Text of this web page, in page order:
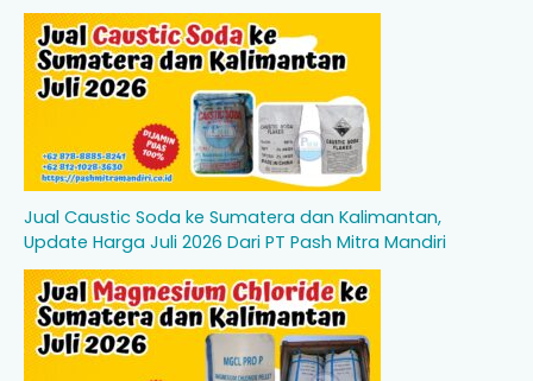
Jual Caustic Soda ke Sumatera dan Kalimantan,
Update Harga Juli 2026 Dari PT Pash Mitra Mandiri